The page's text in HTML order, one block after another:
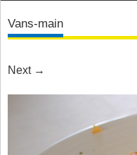
Vans-main
Next →